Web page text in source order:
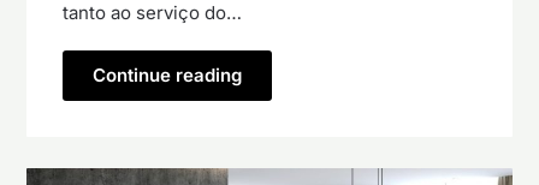
tanto ao serviço do…
Continue reading